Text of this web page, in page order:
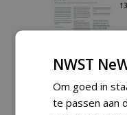
NWST
Om goed in
te passen aan